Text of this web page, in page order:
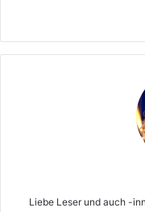
Liebe Leser und auch -